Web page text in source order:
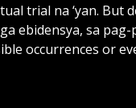
trial na ‘yan.
ebidensya, sa
occurrences or